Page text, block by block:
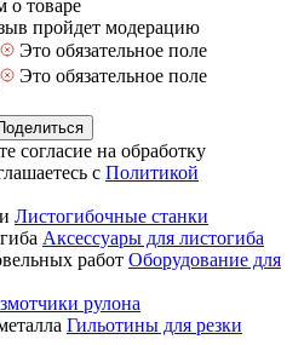
о товаре
пройдет модерацию
Это обязательное поле
Это обязательное поле
согласие на обработку
с Политикой
Листогибочные станки
Аксессуары для листогиба
Оборудование для
рулона
Гильотины для резки